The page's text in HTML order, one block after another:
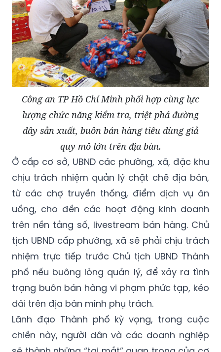
Công an TP Hồ Chí Minh phối hợp cùng lực
lượng chức năng kiểm tra, triệt phá đường
dây sản xuất, buôn bán hàng tiêu dùng giả
quy mô lớn trên địa bàn.
Ở cấp cơ sở, UBND các phường, xã, đặc khu
chịu trách nhiệm quản lý chặt chẽ địa bàn,
từ các chợ truyền thống, điểm dịch vụ ăn
uống, cho đến các hoạt động kinh doanh
trên nền tảng số, livestream bán hàng. Chủ
tịch UBND cấp phường, xã sẽ phải chịu trách
nhiệm trực tiếp trước Chủ tịch UBND Thành
phố nếu buông lỏng quản lý, để xảy ra tình
trạng buôn bán hàng vi phạm phức tạp, kéo
dài trên địa bàn mình phụ trách.
Lãnh đạo Thành phố kỳ vọng, trong cuộc
chiến này, người dân và các doanh nghiệp